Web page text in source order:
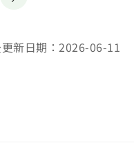
新日期：2026-06-11